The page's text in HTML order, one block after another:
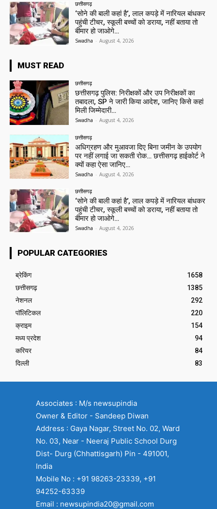
छत्तीसगढ़
‘सोने की बाली कहां है’, लाल कपड़े में नारियल बांधकर
पहुंची टीचर, स्कूली बच्चों को डराया, नहीं बताया तो
बीमार हो जाओगे…
Swadha - August 4, 2026
MUST READ
छत्तीसगढ़
छत्तीसगढ़ पुलिस: निरीक्षकों और उप निरीक्षकों का
तबादला, SP ने जारी किया आदेश, जानिए किसे कहां
मिली जिम्मेदारी…
Swadha - August 4, 2026
छत्तीसगढ़
अधिग्रहण और मुआवजा दिए बिना जमीन के उपयोग
पर नहीं लगाई जा सकती रोक… छत्तीसगढ़ हाईकोर्ट ने
क्यों कहा ऐसा जानिए…
Swadha - August 4, 2026
छत्तीसगढ़
‘सोने की बाली कहां है’, लाल कपड़े में नारियल बांधकर
पहुंची टीचर, स्कूली बच्चों को डराया, नहीं बताया तो
बीमार हो जाओगे…
Swadha - August 4, 2026
POPULAR CATEGORIES
ब्रेकिंग
1658
छत्तीसगढ़
1385
नेशनल
292
पॉलिटिकल
220
क्राइम
154
मध्य प्रदेश
94
करियर
84
दिल्ली
83
Associates : M/s newsupindia
Owner & Editor - Sandeep Diwan
Address : Gaya Nagar, Street No. 02, Ward
No. 03, Near - Neeraj Public School Durg
Dist- Durg (Chhattisgarh) Pin - 491001,
India
Mobile No : +91 98263-23339, +91
94252-63339
Email : newsupindia20@gmail.com